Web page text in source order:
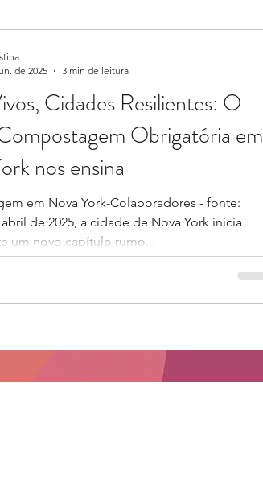
Cidades Resilientes: O
Obrigatória em
nos ensina
em Nova York-Colaboradores - fonte:
de 2025, a cidade de Nova York inicia
um novo capítulo rumo...
de 2025
3 min de leitura